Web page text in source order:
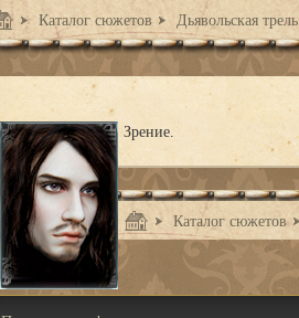
Каталог сюжетов Дьявольская трель
Зрение.
Каталог сюжетов